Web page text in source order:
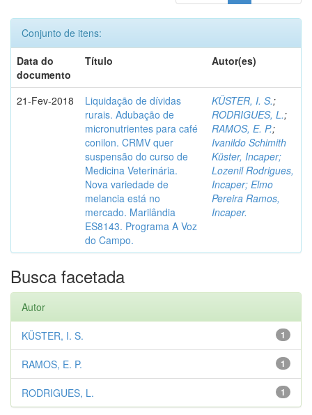
Conjunto de itens:
Data do
documento
Título Autor(es)
21-Fev-2018
Liquidação de dívidas
rurais. Adubação de
micronutrientes para café
conilon. CRMV quer
suspensão do curso de
Medicina Veterinária.
Nova variedade de
melancia está no
mercado. Marilândia
ES8143. Programa A Voz
do Campo.
KÜSTER, I. S.;
RODRIGUES, L.;
RAMOS, E. P.;
Ivanildo Schimith
Küster, Incaper;
Lozenil Rodrigues,
Incaper; Elmo
Pereira Ramos,
Incaper.
Busca facetada
Autor
1
KÜSTER, I. S.
1
RAMOS, E. P.
1
RODRIGUES, L.